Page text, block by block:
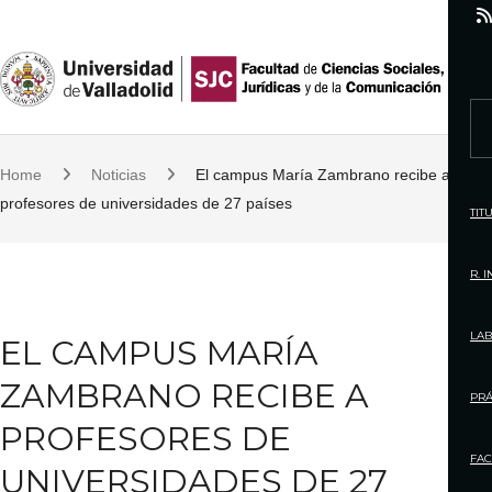
i
t
o
c
n
t
Home Noticias
El campus María Zambrano recibe a
profesores de universidades de 27 países
EL CAMPUS MARÍA
ZAMBRANO RECIBE A
PROFESORES DE
UNIVERSIDADES DE 27
r
h
o
:
R.